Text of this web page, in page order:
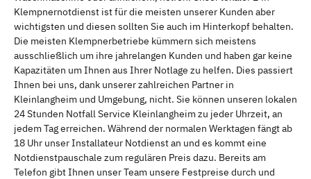
Klempnernotdienst ist für die meisten unserer Kunden aber
wichtigsten und diesen sollten Sie auch im Hinterkopf behalten.
Die meisten Klempnerbetriebe kümmern sich meistens
ausschließlich um ihre jahrelangen Kunden und haben gar keine
Kapazitäten um Ihnen aus Ihrer Notlage zu helfen. Dies passiert
Ihnen bei uns, dank unserer zahlreichen Partner in
Kleinlangheim und Umgebung, nicht. Sie können unseren lokalen
24 Stunden Notfall Service Kleinlangheim zu jeder Uhrzeit, an
jedem Tag erreichen. Während der normalen Werktagen fängt ab
18 Uhr unser Installateur Notdienst an und es kommt eine
Notdienstpauschale zum regulären Preis dazu. Bereits am
Telefon gibt Ihnen unser Team unsere Festpreise durch und